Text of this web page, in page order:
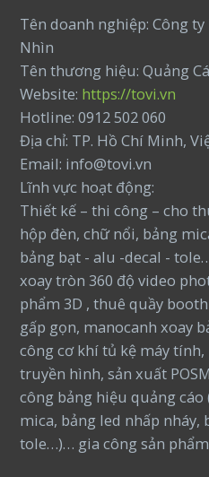
Tên doanh nghiệp: Công
Nhìn
Tên thương hiệu: Quảng
Website: https://tovi.vn
Hotline: 0912 502 060
Địa chỉ: TP. Hồ Chí Minh,
Email: info@tovi.vn
Lĩnh vực hoạt động:
Thiết kế – thi công – cho
hộp đèn, chữ nổi, bảng
bảng bạt - alu -decal -
xoay tròn 360 độ video
phẩm 3D , thuê quầy
gấp gọn, manocanh xoay
công cơ khí tủ kệ máy
truyền hình, sản xuất
công bảng hiệu quảng
mica, bảng led nhấp nháy,
tole…)… gia công sản